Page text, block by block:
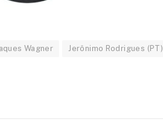
Wagner Jerônimo Rodrigues (PT)